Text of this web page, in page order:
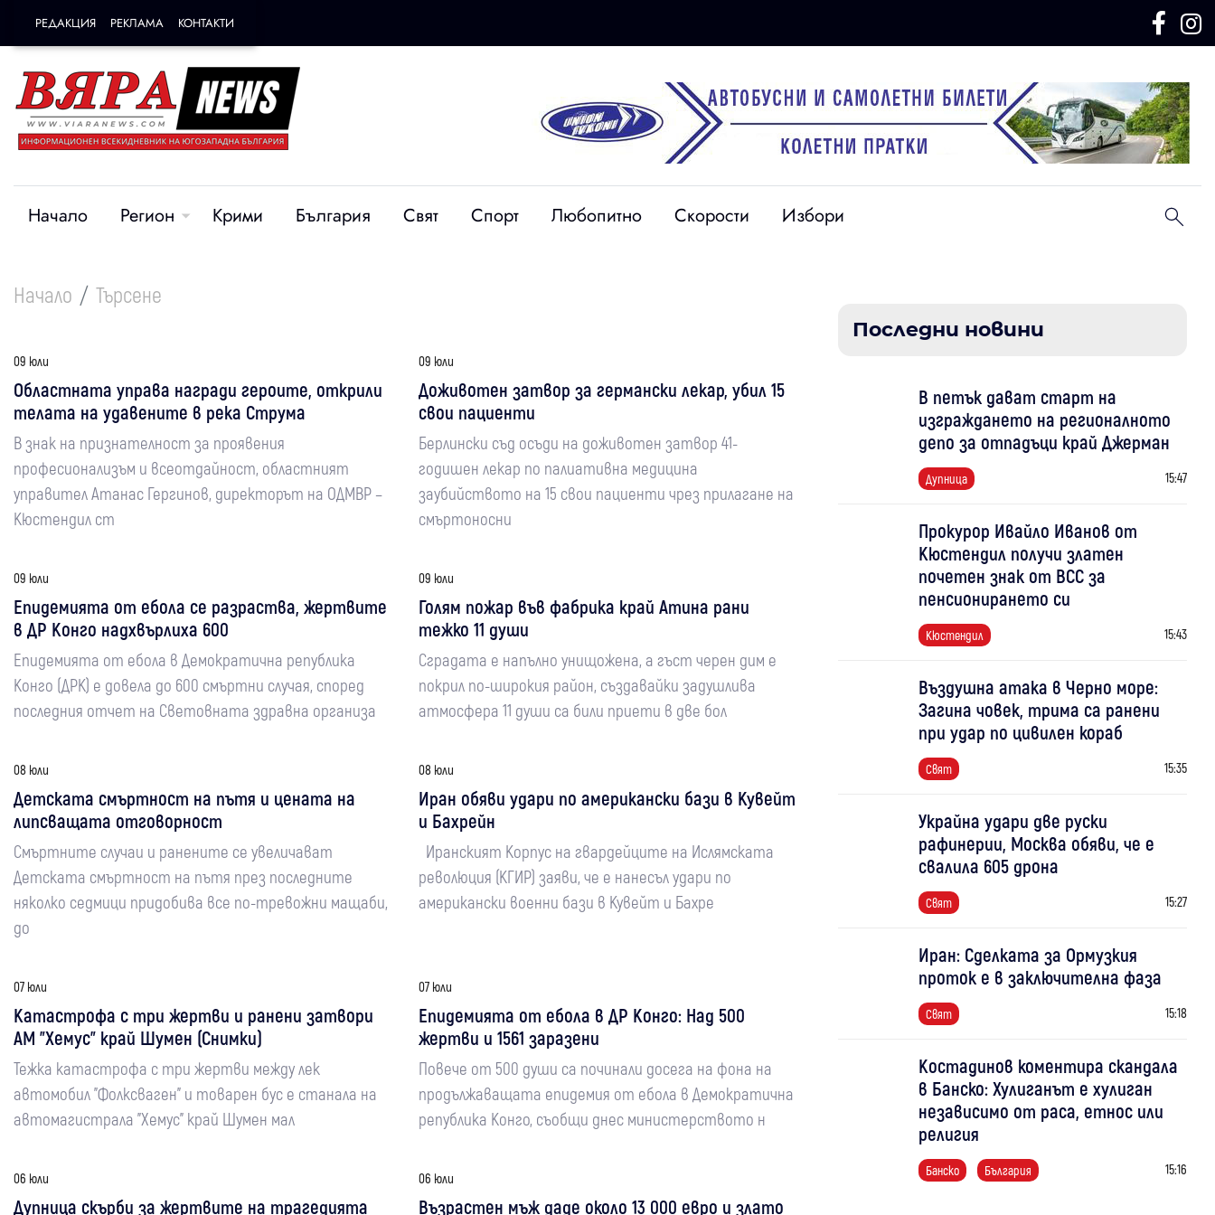
РЕДАКЦИЯ РЕКЛАМА КОНТАКТИ
Начало Регион Крими България Свят Спорт Любопитно Скорости Избори
Начало Търсене
09 юли
Областната управа награди героите, открили
телата на удавените в река Струма
В знак на признателност за проявения
професионализъм и всеотдайност, областният
управител Атанас Гергинов, директорът на ОДМВР –
Кюстендил ст
09 юли
Доживотен затвор за германски лекар, убил 15
свои пациенти
Берлински съд осъди на доживотен затвор 41-
годишен лекар по палиативна медицина
заубийството на 15 свои пациенти чрез прилагане на
смъртоносни
09 юли
Епидемията от ебола се разраства, жертвите
в ДР Конго надхвърлиха 600
Епидемията от ебола в Демократична република
Конго (ДРК) е довела до 600 смъртни случая, според
последния отчет на Световната здравна организа
09 юли
Голям пожар във фабрика край Атина рани
тежко 11 души
Сградата е напълно унищожена, а гъст черен дим е
покрил по-широкия район, създавайки задушлива
атмосфера 11 души са били приети в две бол
08 юли
Детската смъртност на пътя и цената на
липсващата отговорност
Смъртните случаи и ранените се увеличават
Детската смъртност на пътя през последните
няколко седмици придобива все по-тревожни мащаби,
до
08 юли
Иран обяви удари по американски бази в Кувейт
и Бахрейн
Иранският Корпус на гвардейците на Ислямската
революция (КГИР) заяви, че е нанесъл удари по
американски военни бази в Кувейт и Бахре
07 юли
Катастрофа с три жертви и ранени затвори
АМ "Хемус" край Шумен (Снимки)
Тежка катастрофа с три жертви между лек
автомобил "Фолксваген" и товарен бус е станала на
автомагистрала "Хемус" край Шумен мал
07 юли
Епидемията от ебола в ДР Конго: Над 500
жертви и 1561 заразени
Повече от 500 души са починали досега на фона на
продължаващата епидемия от ебола в Демократична
република Конго, съобщи днес министерството н
06 юли
Дупница скърби за жертвите на трагедията
06 юли
Възрастен мъж даде около 13 000 евро и злато
Последни новини
В петък дават старт на
изграждането на регионалното
депо за отпадъци край Джерман
Дупница 15:47
Прокурор Ивайло Иванов от
Кюстендил получи златен
почетен знак от ВСС за
пенсионирането си
Кюстендил 15:43
Въздушна атака в Черно море:
Загина човек, трима са ранени
при удар по цивилен кораб
Свят 15:35
Украйна удари две руски
рафинерии, Москва обяви, че е
свалила 605 дрона
Свят 15:27
Иран: Сделката за Ормузкия
проток е в заключителна фаза
Свят 15:18
Костадинов коментира скандала
в Банско: Хулиганът е хулиган
независимо от раса, етнос или
религия
Банско България 15:16